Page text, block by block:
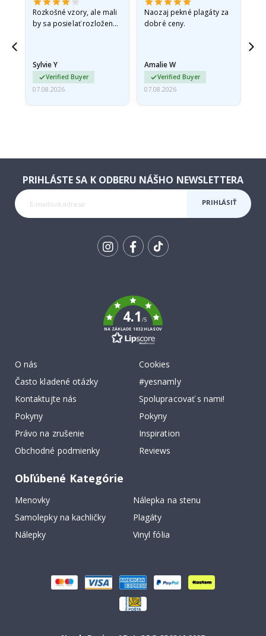
Rozkošné vzory, ale mali
by sa posielať rozložené
Sylvie Y
Verified Buyer
07.08.2026
Naozaj pekné plagáty za
dobré ceny.
Amalie W
Verified Buyer
07.08.2026
PRIHLÁSTE SA K ODBERU NÁŠHO NEWSLETTERA
PRIHLÁSIŤ
4.1/5
NA ZÁKLADE 1032 HLASOV
O nás
Často kladené otázky
Kontaktujte nás
Pokyny
Právo na zrušenie
Obchodné podmienky
Cookies
#yesnamly
Spolupracovať s nami!
Pokyny
Inspiration
Reviews
Obľúbené Kategórie
Menovky
Nálepka na stenu
Samolepky na kachličky
Plagáty
Nálepky
Vinyl fólia